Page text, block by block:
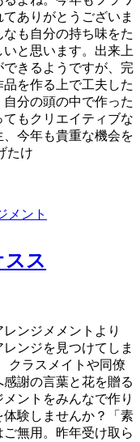
ありがとうございま
も自分の持ち味をた
いと思います。出来上
きるようですが、完
を作る上で工夫した
分の頭の中で作った
もクリエイティブな
今年も貴重な機会を
たけ
メント
スス
ンジメメントより
ンジを見つけてしま
クラスメイトや同僚
謝の言葉と花を贈る
ントをみんなで作り
体験しませんか？「素
無用。昨年受け取ら